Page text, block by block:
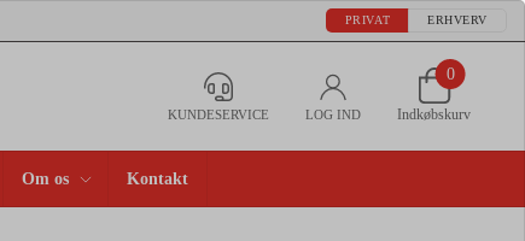
PRIVAT ERHVERV
KUNDESERVICE LOG IND
0
Indkøbskurv
Om os Kontakt